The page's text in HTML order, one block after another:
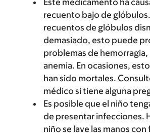
Este medicamento ha
recuento bajo de glóbulos.
recuentos de glóbulos
demasiado, esto puede
problemas de
anemia. En ocasiones,
han sido mortales.
médico si tiene alguna
Es posible que el niño
de presentar infecciones.
niño se lave las manos